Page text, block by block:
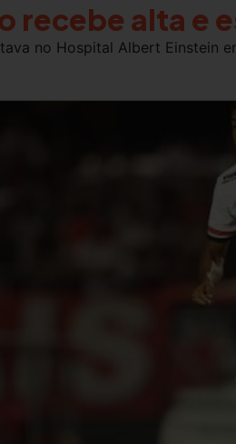
recebe alta e
no Hospital Albert Einstein